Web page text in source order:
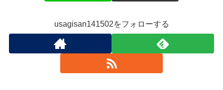
usagisan141502をフォローする